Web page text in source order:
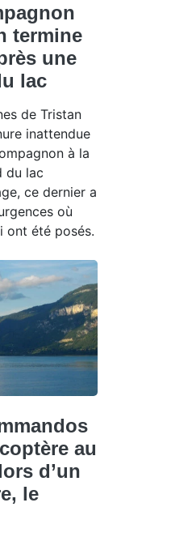
termine
une
lac
de Tristan
inattendue
à la
du lac
ce dernier a
où
ont été posés.
au
d’un
le